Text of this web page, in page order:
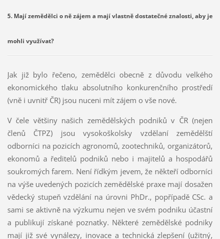
5. Mají zemědělci o ně zájem a mají vlastně dostatečné znalosti, aby je
mohli využívat?
Jak již bylo řečeno, zemědělci obecně z důvodu velkého
ekonomického tlaku absolutního konkurenčního prostředí
(vně i uvnitř ČR) jsou nuceni mít zájem o vše nové.
V čele většiny našich zemědělských podniků v ČR (nejen
členů ČTPZ) jsou vysokoškolsky vzdělaní zemědělští
odborníci na pozicích agronomů, zootechniků, organizátorů,
ekonomů a ředitelů podniků nebo i majitelů a hospodářů
soukromých farem. Není řídkým jevem, že někteří odborníci
na výše uvedených pozicích zemědělské praxe mají dosažen
vědecký stupeň vzdělání na úrovni PhDr., popřípadě CSc. a
sami se aktivně na výzkumu nejen ve svém podniku účastní
a publikují získané poznatky. Některé zemědělské podniky
mají již své vynálezy, inovace a technická zlepšení (užitný,